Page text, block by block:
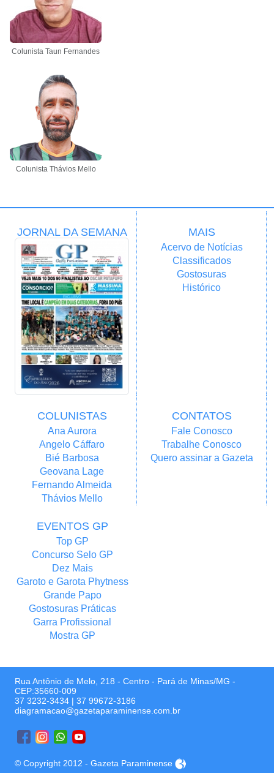
Colunista Taun Fernandes
Colunista Thávios Mello
JORNAL DA SEMANA MAIS
Acervo de Notícias
Classificados
Gostosuras
Histórico
COLUNISTAS
Ana Aurora
Angelo Cáffaro
Bié Barbosa
Geovana Lage
Fernando Almeida
Thávios Mello
CONTATOS
Fale Conosco
Trabalhe Conosco
Quero assinar a Gazeta
EVENTOS GP
Top GP
Concurso Selo GP
Dez Mais
Garoto e Garota Phytness
Grande Papo
Gostosuras Práticas
Garra Profissional
Mostra GP
Rua Antônio de Melo, 218 - Centro - Pará de Minas/MG -
CEP:35660-009
37 3232-3434 | 37 99672-3186
diagramacao@gazetaparaminense.com.br
© Copyright 2012 - Gazeta Paraminense